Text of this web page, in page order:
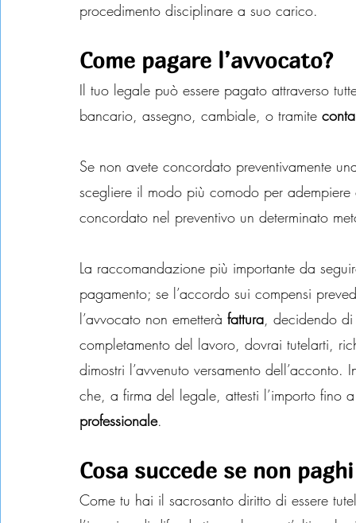
procedimento disciplinare a suo carico.
Come pagare l’avvocato?
Il tuo legale può essere pagato attraverso
bancario, assegno, cambiale, o tramite
Se non avete concordato preventivamente
scegliere il modo più comodo per
concordato nel preventivo un determinato
La raccomandazione più importante da
pagamento; se l’accordo sui compensi
l’avvocato non emetterà fattura, decidendo
completamento del lavoro, dovrai tutelarti,
dimostri l’avvenuto versamento
che, a firma del legale, attesti l’importo fino
professionale.
Cosa succede se non
Come tu hai il sacrosanto diritto di essere